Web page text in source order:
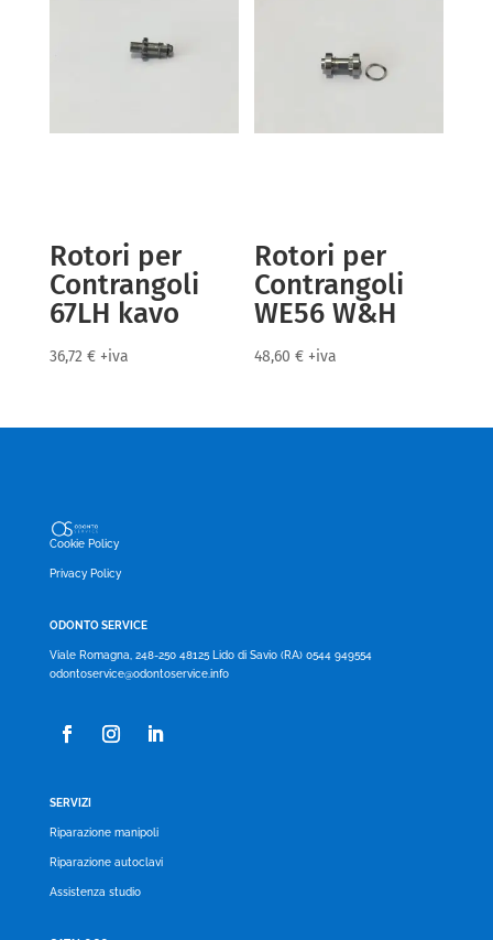
Rotori per
Contrangoli
67LH kavo
36,72 € +iva
Rotori per
Contrangoli
WE56 W&H
48,60€ +iva
Cookie Policy
Privacy Policy
ODONTO SERVICE
Viale Romagna, 248-250 48125 Lido di Savio (RA) 0544 949554
odontoservice@odontoservice.info
SERVIZI
Riparazione manipoli
Riparazione autoclavi
Assistenza studio